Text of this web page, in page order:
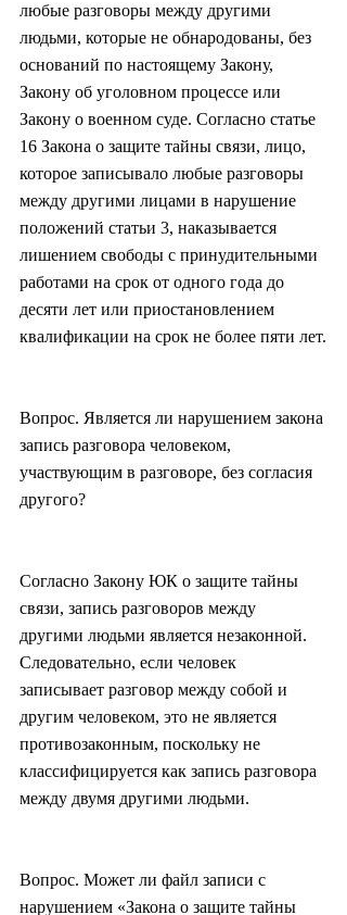
любые разговоры между другими
людьми, которые не обнародованы, без
оснований по настоящему Закону,
Закону об уголовном процессе или
Закону о военном суде. Согласно статье
16 Закона о защите тайны связи, лицо,
которое записывало любые разговоры
между другими лицами в нарушение
положений статьи 3, наказывается
лишением свободы с принудительными
работами на срок от одного года до
десяти лет или приостановлением
квалификации на срок не более пяти лет.
Вопрос. Является ли нарушением закона
запись разговора человеком,
участвующим в разговоре, без согласия
другого?
Согласно Закону ЮК о защите тайны
связи, запись разговоров между
другими людьми является незаконной.
Следовательно, если человек
записывает разговор между собой и
другим человеком, это не является
противозаконным, поскольку не
классифицируется как запись разговора
между двумя другими людьми.
Вопрос. Может ли файл записи с
нарушением «Закона о защите тайны